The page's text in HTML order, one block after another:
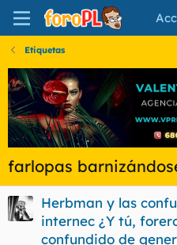
Etiquetas
farlopas
Herbman y las
internec ¿Y tú,
confundido de